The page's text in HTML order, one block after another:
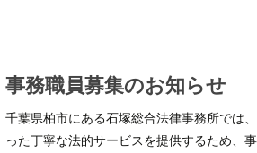
事務職員募集のお知らせ
千葉県柏市にある石塚総合法律事務所では
った丁寧な法的サービスを提供するため、